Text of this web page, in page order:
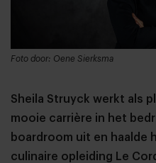
Foto door: Oene Sierksma
Sheila Struyck werkt als
mooie carrière in het
boardroom uit en haalde
culinaire opleiding Le